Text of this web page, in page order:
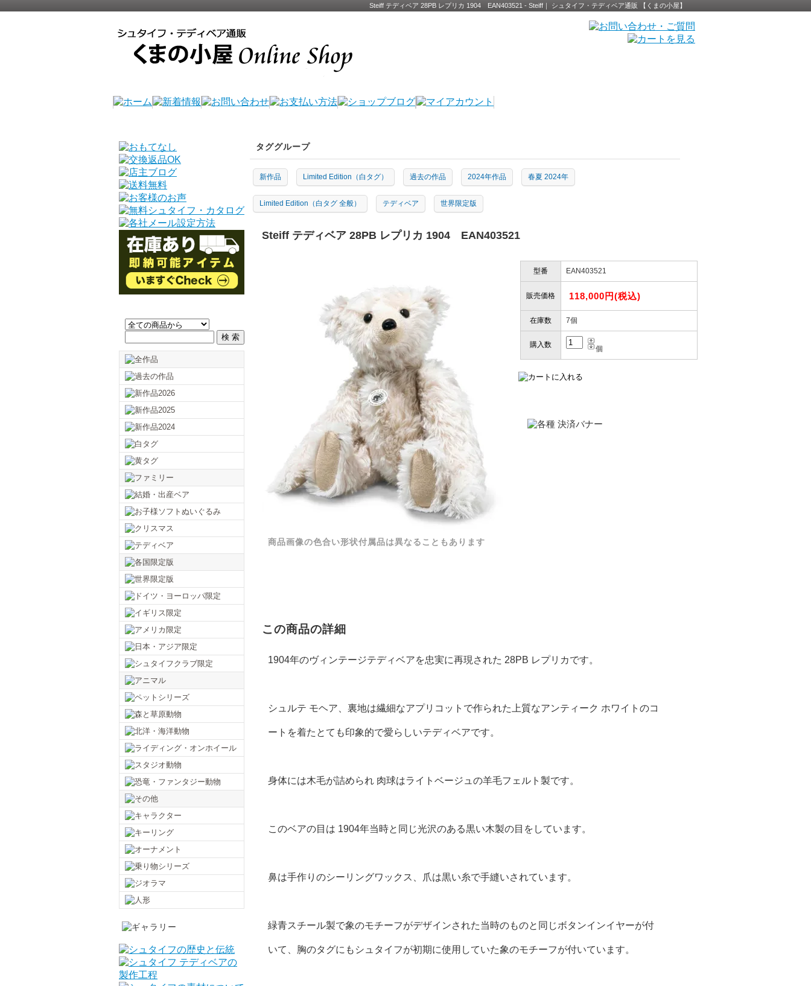
Steiff テディベア 28PB レプリカ 1904 EAN403521 - Steiff｜ シュタイフ・テディベア通販 【くまの小屋】
タググループ
新作品 Limited Edition（白タグ） 過去の作品 2024年作品 春夏 2024年
Limited Edition（白タグ 全般） テディベア 世界限定版
Steiff テディベア 28PB レプリカ 1904 EAN403521
商品画像の色合い形状付属品は異なることもあります
型番 EAN403521
販売価格 118,000円(税込)
在庫数 7個
購入数 個
この商品の詳細
1904年のヴィンテージテディベアを忠実に再現された 28PB レプリカです。
シュルテ モヘア、裏地は繊細なアプリコットで作られた上質なアンティーク ホワイトのコ
ートを着たとても印象的で愛らしいテディベアです。
身体には木毛が詰められ 肉球はライトベージュの羊毛フェルト製です。
このベアの目は 1904年当時と同じ光沢のある黒い木製の目をしています。
鼻は手作りのシーリングワックス、爪は黒い糸で手縫いされています。
緑青スチール製で象のモチーフがデザインされた当時のものと同じボタンインイヤーが付
いて、胸のタグにもシュタイフが初期に使用していた象のモチーフが付いています。